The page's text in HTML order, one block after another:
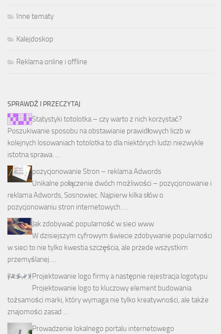
Inne tematy
Kalejdoskop
Reklama online i offline
SPRAWDŹ I PRZECZYTAJ
Statystyki totolotka – czy warto z nich korzystać?
Poszukiwanie sposobu na obstawianie prawidłowych liczb w
kolejnych losowaniach totolotka to dla niektórych ludzi niezwykle
istotna sprawa. …
pozycjonowanie Stron – reklama Adwords
Unikalne połączenie dwóch możliwości – pozycjonowanie i
reklama Adwords, Sosnowiec. Najpierw kilka słów o
pozycjonowaniu stron internetowych. …
Jak zdobywać popularność w sieci www
W dzisiejszym cyfrowym świecie zdobywanie popularności
w sieci to nie tylko kwestia szczęścia, ale przede wszystkim
przemyślanej …
Projektowanie logo firmy a następnie rejestracja logotypu
Projektowanie logo to kluczowy element budowania
tożsamości marki, który wymaga nie tylko kreatywności, ale także
znajomości zasad …
Prowadzenie lokalnego portalu internetowego